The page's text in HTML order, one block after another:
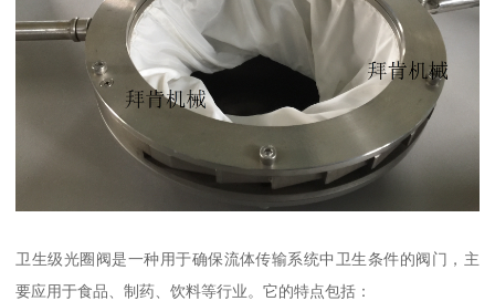
卫生级光圈阀是一种用于确保流体传输系统中卫生条件的阀门，主
要应用于食品、制药、饮料等行业。它的特点包括：